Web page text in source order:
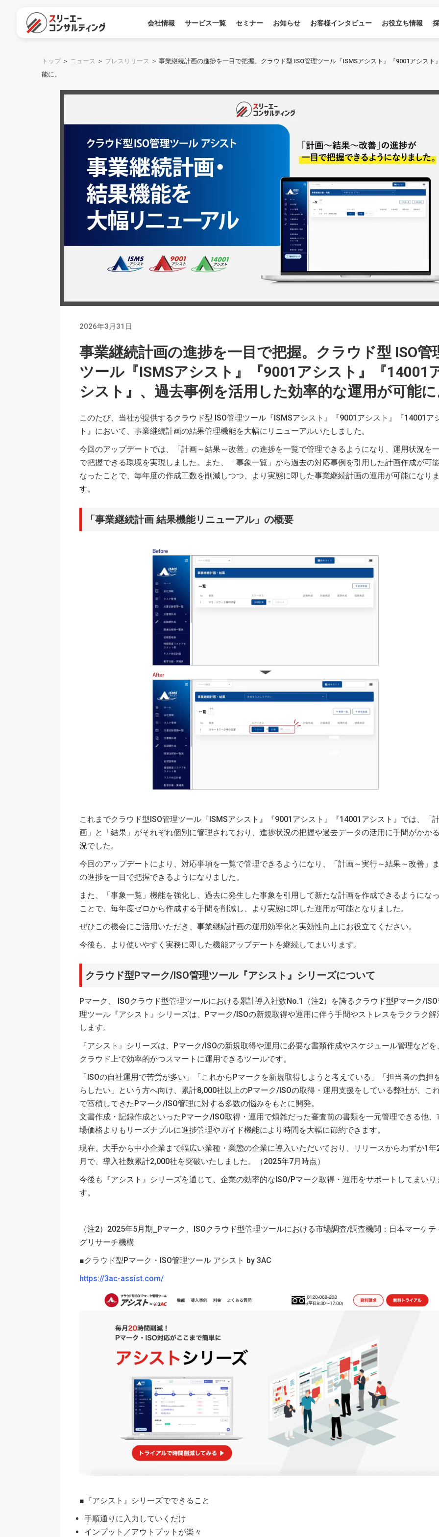
会社情報 サービス一覧 セミナー お知らせ お客様インタビュー お役立ち情報
トップ ＞ ニュース ＞ プレスリリース ＞ 事業継続計画の進捗を一目で把握。クラウド型 ISO管理ツール『ISMSアシスト』『9001アシス
能に。
2026年3月31日
事業継続計画の進捗を一目で把握。クラウド型 ISO管
ツール『ISMSアシスト』『9001アシスト』『14001
シスト』、過去事例を活用した効率的な運用が可能に
このたび、当社が提供するクラウド型 ISO管理ツール『ISMSアシスト』『9001アシスト』『14001ア
ト』において、事業継続計画の結果管理機能を大幅にリニューアルいたしました。
今回のアップデートでは、「計画～結果～改善」の進捗を一覧で管理できるようになり、運用状況を
で把握できる環境を実現しました。また、「事象一覧」から過去の対応事例を引用した計画作成が可
なったことで、毎年度の作成工数を削減しつつ、より実態に即した事業継続計画の運用が可能になりま
す。
「事業継続計画 結果機能リニューアル」の概要
これまでクラウド型ISO管理ツール『ISMSアシスト』『9001アシスト』『14001アシスト』では、「
画」と「結果」がそれぞれ個別に管理されており、進捗状況の把握や過去データの活用に手間がかか
況でした。
今回のアップデートにより、対応事項を一覧で管理できるようになり、「計画～実行～結果～改善」
の進捗を一目で把握できるようになりました。
また、「事象一覧」機能を強化し、過去に発生した事象を引用して新たな計画を作成できるようにな
ことで、毎年度ゼロから作成する手間を削減し、より実態に即した運用が可能となりました。
ぜひこの機会にご活用いただき、事業継続計画の運用効率化と実効性向上にお役立てください。
今後も、より使いやすく実務に即した機能アップデートを継続してまいります。
クラウド型Pマーク/ISO管理ツール『アシスト』シリーズについて
Pマーク、 ISOクラウド型管理ツールにおける累計導入社数No.1（注2）を誇るクラウド型Pマーク/ISO
理ツール『アシスト』シリーズは、Pマーク/ISOの新規取得や運用に伴う手間やストレスをラクラク解
します。
『アシスト』シリーズは、Pマーク/ISOの新規取得や運用に必要な書類作成やスケジュール管理などを
クラウド上で効率的かつスマートに運用できるツールです。
「ISOの自社運用で苦労が多い」「これからPマークを新規取得しようと考えている」「担当者の負担
らしたい」という方へ向け、累計8,000社以上のPマーク/ISOの取得・運用支援をしている弊社が、こ
で蓄積してきたPマーク/ISO管理に対する多数の悩みをもとに開発。
文書作成・記録作成といったPマーク/ISO取得・運用で煩雑だった審査前の書類を一元管理できる他、
場価格よりもリーズナブルに進捗管理やガイド機能により時間を大幅に節約できます。
現在、大手から中小企業まで幅広い業種・業態の企業に導入いただいており、リリースからわずか1年
月で、導入社数累計2,000社を突破いたしました。（2025年7月時点）
今後も『アシスト』シリーズを通じて、企業の効率的なISO/Pマーク取得・運用をサポートしてまいり
す。
（注2）2025年5月期_Pマーク、ISOクラウド型管理ツールにおける市場調査/調査機関：日本マーケテ
グリサーチ機構
■クラウド型Pマーク・ISO管理ツール アシスト by 3AC
https://3ac-assist.com/
■『アシスト』シリーズでできること
手順通りに入力していくだけ
インプット／アウトプットが楽々